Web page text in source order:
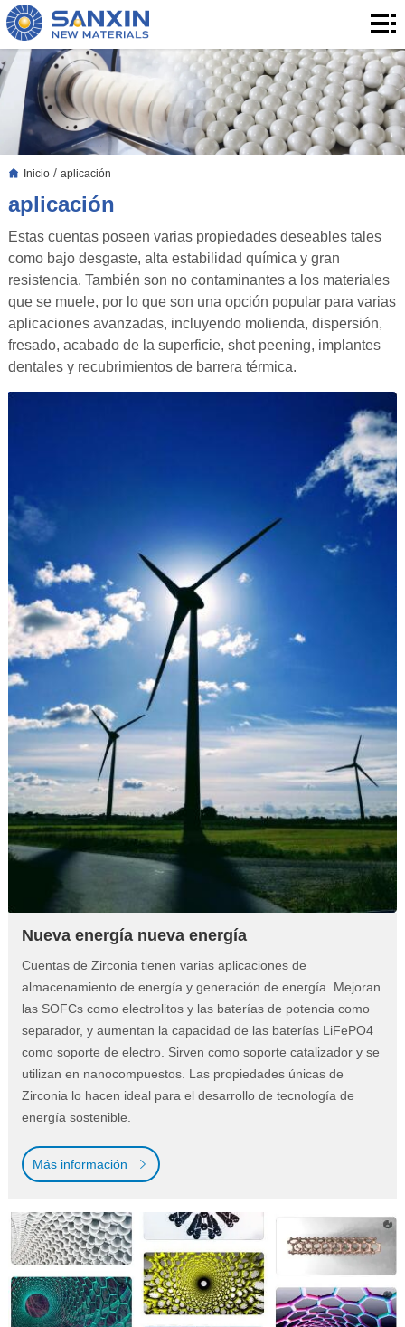
Inicio
productos
aplicación
Blog
nosotros
Contacto
Inicio/ aplicación
aplicación
Estas cuentas poseen varias propiedades deseables tales
como bajo desgaste, alta estabilidad química y gran
resistencia. También son no contaminantes a los materiales
que se muele, por lo que son una opción popular para varias
aplicaciones avanzadas, incluyendo molienda, dispersión,
fresado, acabado de la superficie, shot peening, implantes
dentales y recubrimientos de barrera térmica.
Nueva energía nueva energía
Cuentas de Zirconia tienen varias aplicaciones de
almacenamiento de energía y generación de energía. Mejoran
las SOFCs como electrolitos y las baterías de potencia como
separador, y aumentan la capacidad de las baterías LiFePO4
como soporte de electro. Sirven como soporte catalizador y se
utilizan en nanocompuestos. Las propiedades únicas de
Zirconia lo hacen ideal para el desarrollo de tecnología de
energía sostenible.
Más información